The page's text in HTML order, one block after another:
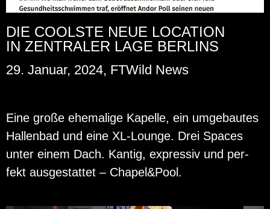
DIE COOLSTE NEUE LOCATION
IN ZENTRALER LAGE BERLINS
29. Januar, 2024, FTWild News
Eine große ehe­ma­li­ge Ka­pel­le, ein um­ge­bau­tes
Hal­len­bad und eine XL-Lounge. Drei Spaces
unter einem Dach. Kan­tig, ex­pres­siv und per­
fekt aus­ge­stat­tet – Cha­pel&Pool.